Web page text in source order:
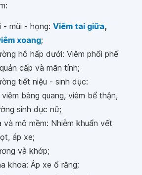
- mũi - họng: Viêm tai giữa,
xoang;
hô hấp dưới: Viêm phổi phế
cấp và mãn tính;
tiết niệu - sinh dục:
viêm bàng quang, viêm bể thận,
sinh dục nữ;
và mô mềm: Nhiễm khuẩn vết
áp xe;
và khớp;
khoa: Áp xe ổ răng;